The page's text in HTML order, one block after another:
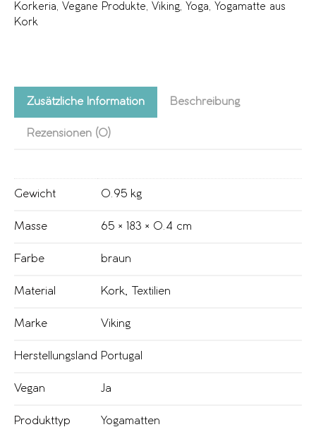
Korkeria
Vegane Produkte Viking Yoga
Yogamatte aus
Kork
Zusätzliche Information Beschreibung
Rezensionen (0)
Gewicht 0.95 kg
Masse 65 × 183 × 0.4 cm
Farbe braun
Material Kork Textilien
Marke Viking
Herstellungsland Portugal
Vegan Ja
Produkttyp Yogamatten